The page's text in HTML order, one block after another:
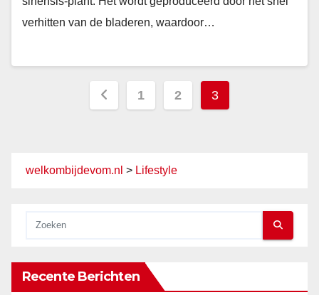
verhitten van de bladeren, waardoor…
Berichten
1 2 3
welkombijdevom.nl > Lifestyle
Recente Berichten